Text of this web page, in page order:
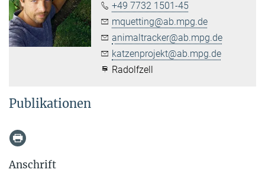
+49 7732 1501-45
mquetting@ab.mpg.de
animaltracker@ab.mpg.de
katzenprojekt@ab.mpg.de
Radolfzell
Publikationen
Anschrift